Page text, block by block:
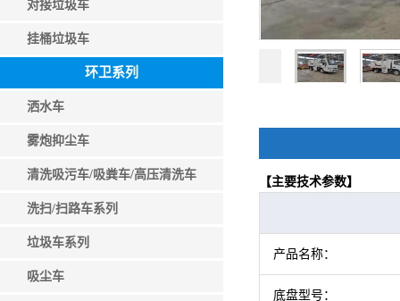
对接垃圾车
挂桶垃圾车
环卫系列
洒水车
雾炮抑尘车
清洗吸污车/吸粪车/高压清洗车
洗扫/扫路车系列
垃圾车系列
吸尘车
【主要技术参数】
产品名称：
底盘型号：